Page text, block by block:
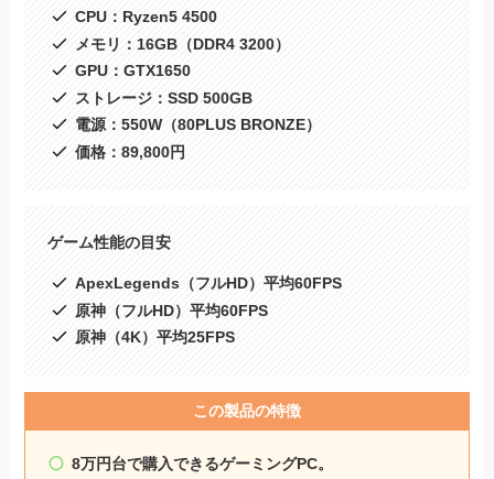
CPU：Ryzen5 4500
メモリ：16GB（DDR4 3200）
GPU：GTX1650
ストレージ：SSD 500GB
電源：550W（80PLUS BRONZE）
価格：89,800円
ゲーム性能の目安
ApexLegends（フルHD）平均60FPS
原神（フルHD）平均60FPS
原神（4K）平均25FPS
この製品の特徴
8万円台で購入できるゲーミングPC。